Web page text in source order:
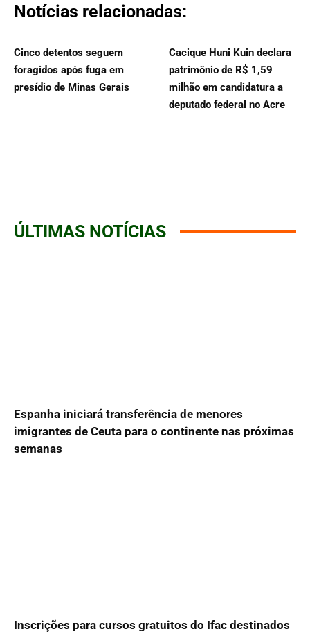
Notícias relacionadas:
Cinco detentos seguem
foragidos após fuga em
presídio de Minas Gerais
Cacique Huni Kuin declara
patrimônio de R$ 1,59
milhão em candidatura a
deputado federal no Acre
ÚLTIMAS NOTÍCIAS
Espanha iniciará transferência de menores
imigrantes de Ceuta para o continente nas próximas
semanas
Inscrições para cursos gratuitos do Ifac destinados